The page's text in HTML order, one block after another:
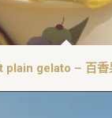
plain gelato – 百香